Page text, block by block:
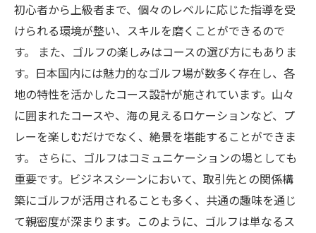
初心者から上級者まで、個々のレベルに応じた指導を受
けられる環境が整い、スキルを磨くことができるので
す。 また、ゴルフの楽しみはコースの選び方にもありま
す。日本国内には魅力的なゴルフ場が数多く存在し、各
地の特性を活かしたコース設計が施されています。山々
に囲まれたコースや、海の見えるロケーションなど、プ
レーを楽しむだけでなく、絶景を堪能することができま
す。 さらに、ゴルフはコミュニケーションの場としても
重要です。ビジネスシーンにおいて、取引先との関係構
築にゴルフが活用されることも多く、共通の趣味を通じ
て親密度が深まります。このように、ゴルフは単なるス